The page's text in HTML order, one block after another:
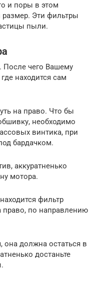
и поры в этом
Эти фильтры
пыли.
После чего Вашему
находится сам
на право. Что бы
необходимо
винтика, при
бардачком.
аккуратненько
мотора.
фильтр
право, по направлению
она должна остаться в
достаньте